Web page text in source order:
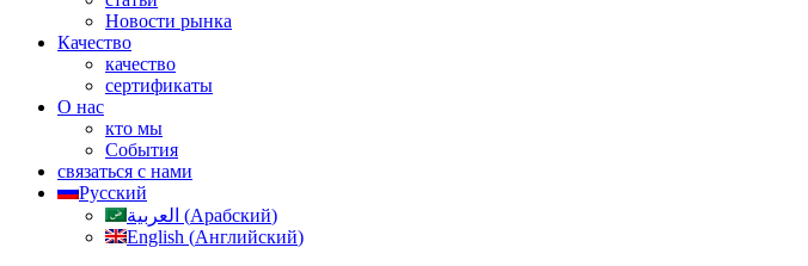
Новости рынка
Качество
качество
сертификаты
О нас
кто мы
События
связаться с нами
Русский
العربية (Арабский)
English (Английский)